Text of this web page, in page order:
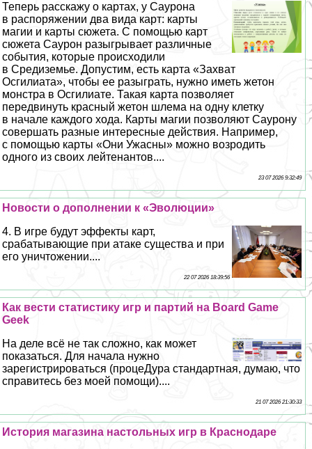
Теперь расскажу о картах, у Саурона
в распоряжении два вида карт: карты
магии и карты сюжета. С помощью карт
сюжета Саурон разыгрывает различные
события, которые происходили
в Средиземье. Допустим, есть карта «Захват
Осгилиата», чтобы ее разыграть, нужно иметь жетон
монстра в Осгилиате. Такая карта позволяет
передвинуть красный жетон шлема на одну клетку
в начале каждого хода. Карты магии позволяют Саурону
совершать разные интересные действия. Например,
с помощью карты «Они Ужасны» можно возродить
одного из своих лейтенантов....
23 07 2026 9:32:49
Новости о дополнении к «Эволюции»
4. В игре будут эффекты карт,
сpaбатывающие при атаке существа и при
его уничтожении....
22 07 2026 18:39:56
Как вести статистику игр и партий на Board Game
Geek
На деле всё не так сложно, как может
показаться. Для начала нужно
зарегистрироваться (процеДypa стандартная, думаю, что
справитесь без моей помощи)....
21 07 2026 21:30:33
История магазина настольных игр в Краснодаре